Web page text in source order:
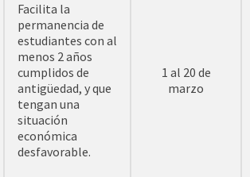
Facilita la
permanencia de
estudiantes con al
menos 2 años
cumplidos de
antigüedad, y que
tengan una
situación
económica
desfavorable.
1 al 20 de
marzo